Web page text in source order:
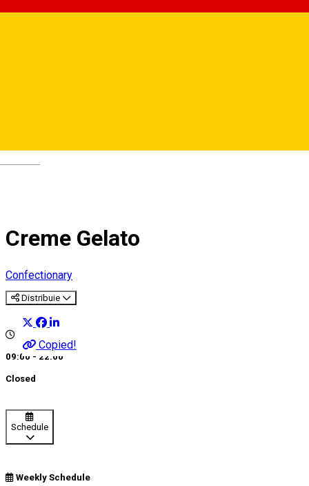
Creme Gelato
Confectionary
Distribuie
Copied!
09:00 - 22:00
Closed
Schedule
Weekly Schedule